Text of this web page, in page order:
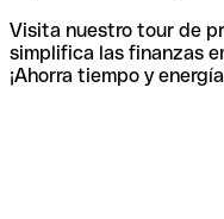
Visita nuestro tour de
simplifica las finanzas
¡Ahorra tiempo y